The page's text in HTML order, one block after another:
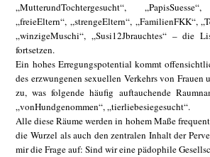
„MutterundTochtergesucht“,
„freieEltern“, „strengeEltern“, „FamilienFKK“,
„winzigeMuschi“, „Susi12Jbrauchtes“ – die
fortsetzen.
Ein hohes Erregungspotential kommt
des erzwungenen sexuellen Verkehrs von
zu, was folgende häufig auftauchende
„vonHundgenommen“, „tierliebesiegesucht“.
Alle diese Räume werden in hohem Maße
die Wurzel als auch den zentralen Inhalt der
mir die Frage auf: Sind wir eine pädophile